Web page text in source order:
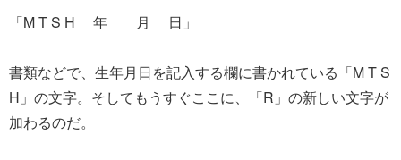
「M T S H 年 月 日」
書類などで、生年月日を記入する欄に書かれている「M T S
H」の文字。そしてもうすぐここに、「R」の新しい文字が
加わるのだ。